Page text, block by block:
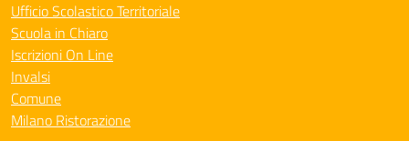
Ufficio Scolastico Territoriale
Scuola in Chiaro
Iscrizioni On Line
Invalsi
Comune
Milano Ristorazione